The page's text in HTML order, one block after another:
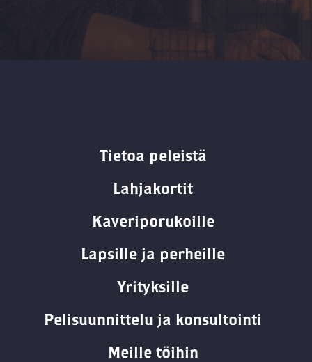
Tietoa peleistä
Lahjakortit
Kaveriporukoille
Lapsille ja perheille
Yrityksille
Pelisuunnittelu ja konsultointi
Meille töihin